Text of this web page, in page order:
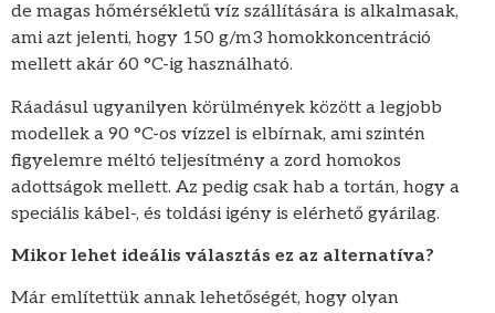
de magas hőmérsékletű víz szállítására is alkalmasak,
ami azt jelenti, hogy 150 g/m3 homokkoncentráció
mellett akár 60 °C-ig használható.
Ráadásul ugyanilyen körülmények között a legjobb
modellek a 90 °C-os vízzel is elbírnak, ami szintén
figyelemre méltó teljesítmény a zord homokos
adottságok mellett. Az pedig csak hab a tortán, hogy a
speciális kábel-, és toldási igény is elérhető gyárilag.
Mikor lehet ideális választás ez az alternatíva?
Már említettük annak lehetőségét, hogy olyan